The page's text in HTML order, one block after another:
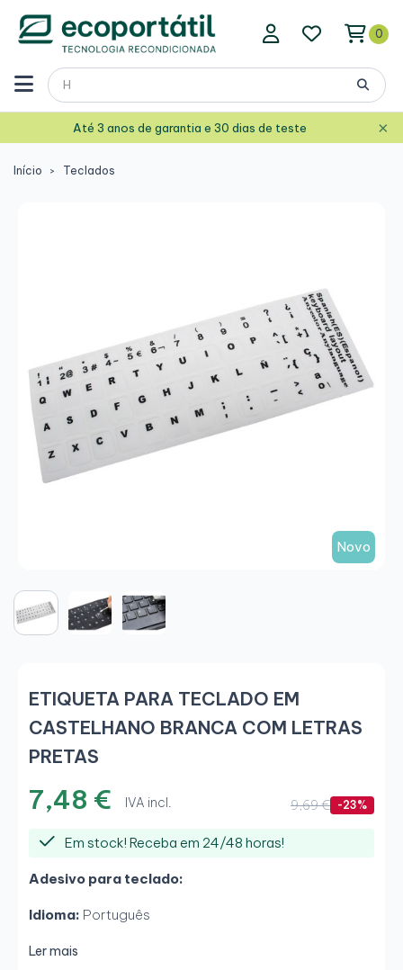
0
Até 3 anos de garantia e 30 dias de teste ×
Início Teclados
Novo
ETIQUETA PARA TECLADO EM
CASTELHANO BRANCA COM LETRAS
PRETAS
7,48 € IVA incl. 9,69 € -23%
Em stock! Receba em 24/48 horas!
Adesivo para teclado:
Idioma: Português
Ler mais